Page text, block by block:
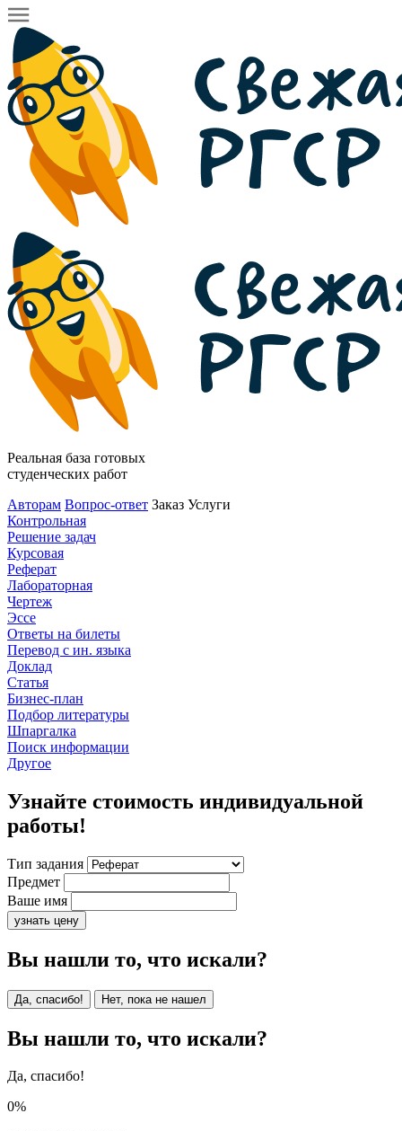
Реальная база готовых
студенческих работ
Авторам Вопрос-ответ Заказ Услуги
Контрольная
Решение задач
Курсовая
Реферат
Лабораторная
Чертеж
Эссе
Ответы на билеты
Перевод с ин. языка
Доклад
Статья
Бизнес-план
Подбор литературы
Шпаргалка
Поиск информации
Другое
Узнайте стоимость индивидуальной
работы!
Тип задания
Предмет
Ваше имя
узнать цену
Вы нашли то, что искали?
Да, спасибо! Нет, пока не нашел
Вы нашли то, что искали?
Да, спасибо!
0%